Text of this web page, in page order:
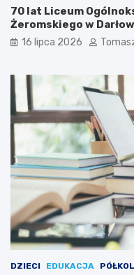
70 lat Liceum
Żeromskiego w
16 lipca 2026
DZIECI EDUKACJA